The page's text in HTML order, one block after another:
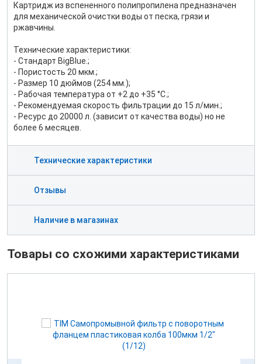
Картридж из вспененного полипропилена предназначен
для механической очистки воды от песка, грязи и
ржавчины.
Технические характеристики:
- Стандарт BigBlue.;
- Пористость 20 мкм.;
- Размер 10 дюймов (254 мм.);
- Рабочая температура от +2 до +35 °C.;
- Рекомендуемая скорость фильтрации до 15 л/мин.;
- Ресурс до 20000 л. (зависит от качества воды) но не
более 6 месяцев.
Технические характеристики
Отзывы
Наличие в магазинах
Товары со схожими характеристиками